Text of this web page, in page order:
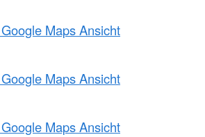
Maps Ansicht
Maps Ansicht
Maps Ansicht